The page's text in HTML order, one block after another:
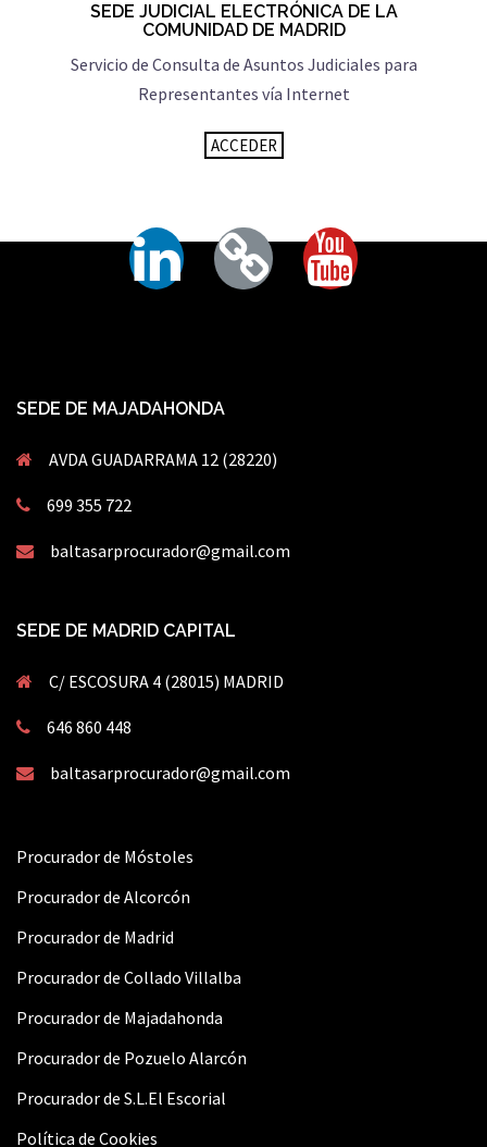
SEDE JUDICIAL ELECTRÓNICA DE LA
COMUNIDAD DE MADRID
Servicio de Consulta de Asuntos Judiciales para
Representantes vía Internet
ACCEDER
SEDE DE MAJADAHONDA
AVDA GUADARRAMA 12 (28220)
699 355 722
baltasarprocurador@gmail.com
SEDE DE MADRID CAPITAL
C/ ESCOSURA 4 (28015) MADRID
646 860 448
baltasarprocurador@gmail.com
Procurador de Móstoles
Procurador de Alcorcón
Procurador de Madrid
Procurador de Collado Villalba
Procurador de Majadahonda
Procurador de Pozuelo Alarcón
Procurador de S.L.El Escorial
Política de Cookies